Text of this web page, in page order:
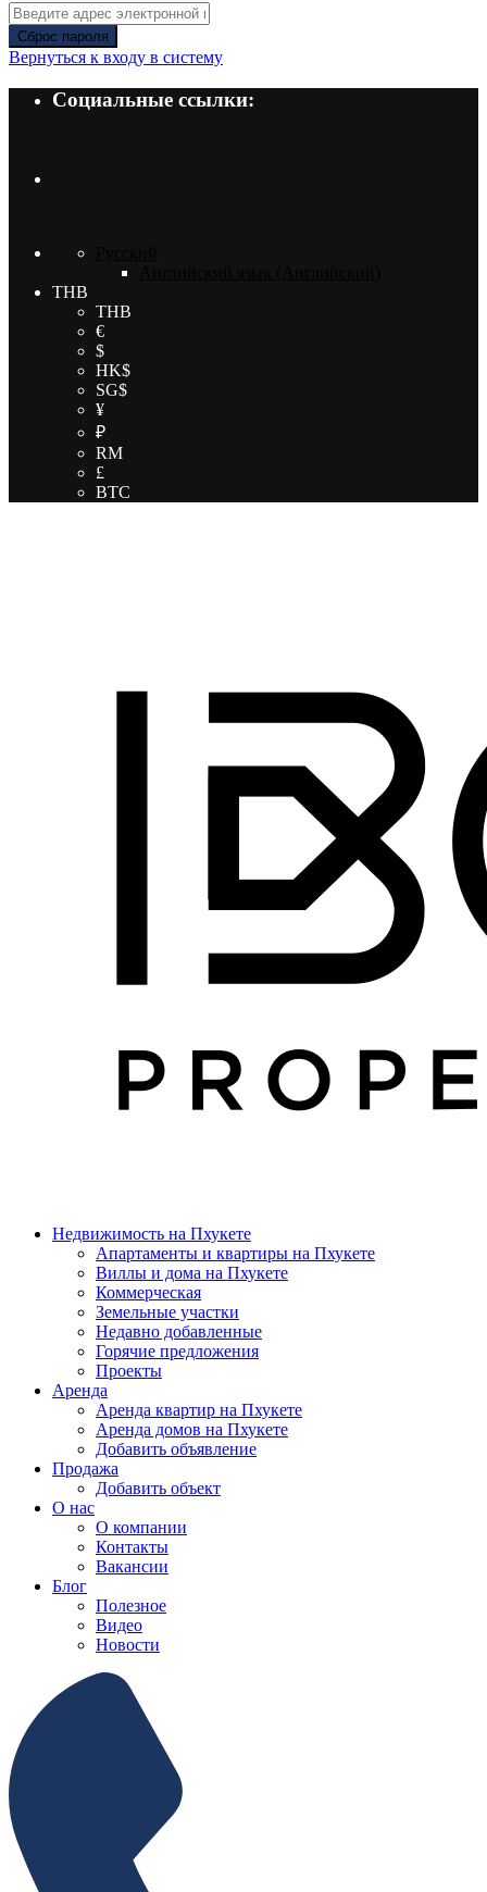
Сброс пароля
Вернуться к входу в систему
Социальные ссылки:
THB
THB
€
$
HK$
SG$
¥
₽
RM
£
BTC
Недвижимость на Пхукете
Апартаменты и квартиры на Пхукете
Виллы и дома на Пхукете
Коммерческая
Земельные участки
Недавно добавленные
Горячие предложения
Проекты
Аренда
Аренда квартир на Пхукете
Аренда домов на Пхукете
Добавить объявление
Продажа
Добавить объект
О нас
О компании
Контакты
Вакансии
Блог
Полезное
Видео
Новости